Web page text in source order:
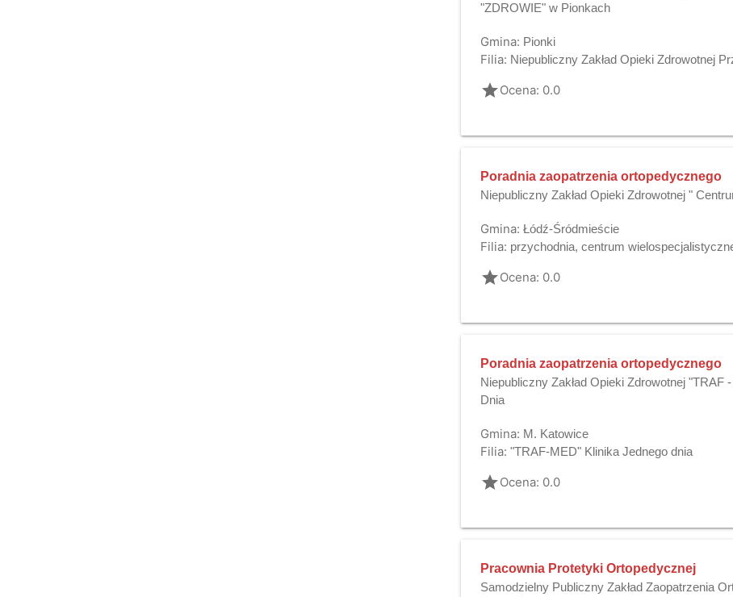
"ZDROWIE" w Pionkach
Gmina: Pionki
Filia: Niepubliczny Zakład Opieki Zdrowotnej
gradeOcena: 0.0
Poradnia zaopatrzenia ortopedycznego
Niepubliczny Zakład Opieki Zdrowotnej "
Gmina: Łódź-Śródmieście
Filia: przychodnia, centrum
gradeOcena: 0.0
Poradnia zaopatrzenia ortopedycznego
Niepubliczny Zakład Opieki Zdrowotnej "TRAF
Dnia
Gmina: M. Katowice
Filia: "TRAF-MED" Klinika Jednego dnia
gradeOcena: 0.0
Pracownia Protetyki Ortopedycznej
Samodzielny Publiczny Zakład Zaopatrzenia